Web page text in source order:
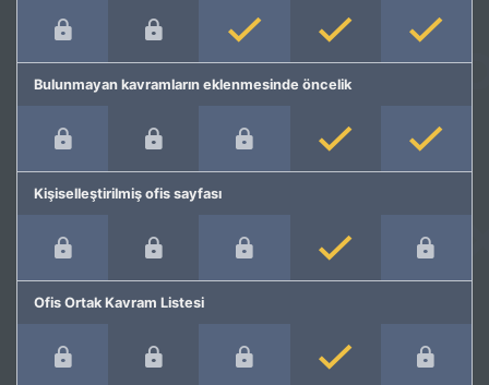
Bulunmayan kavramların eklenmesinde öncelik
Kişiselleştirilmiş ofis sayfası
Ofis Ortak Kavram Listesi